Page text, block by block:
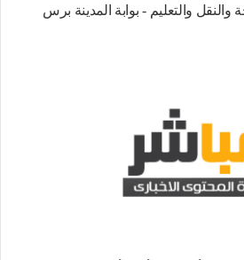
والتعليم - بوابة المدينة برس